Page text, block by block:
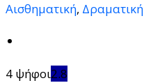
Αισθηματική, Δραματική
4 ψήφοι2.8